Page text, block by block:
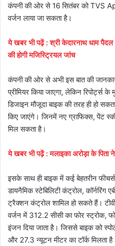
कंपनी की ओर से 16 सितंबर को TVS
वर्जन लाया जा सकता है।
ये खबर भी पढ़ें: श्री केदारनाथ धाम पैदल
की हाेगी मजिस्ट्रियल जांच
कंपनी की ओर से अभी इस बात की
प्रीमियर किया जाएगा, लेकिन रिपोर्ट्स
डिजाइन मौजूदा बाइक की तरह ही हो
किए जाएंगे। जिनमें नए ग्राफिक्‍स, पेंट
मिल सकता है।
ये खबर भी पढ़ें: मलाइका अरोड़ा के
इसके साथ ही बाइक में कई बेहतरीन
डायनैमिक स्‍टेबिलिटी कंट्रोल,
ट्रैक्‍शन कंट्रोल शामिल हो सकते हैं।
वर्जन में 312.2 सीसी का फोर स्‍ट्रोक,
इंजन दिया जाता है। जिससे बाइक को
और 27.3 न्‍यूटन मीटर का टॉर्क मिलता